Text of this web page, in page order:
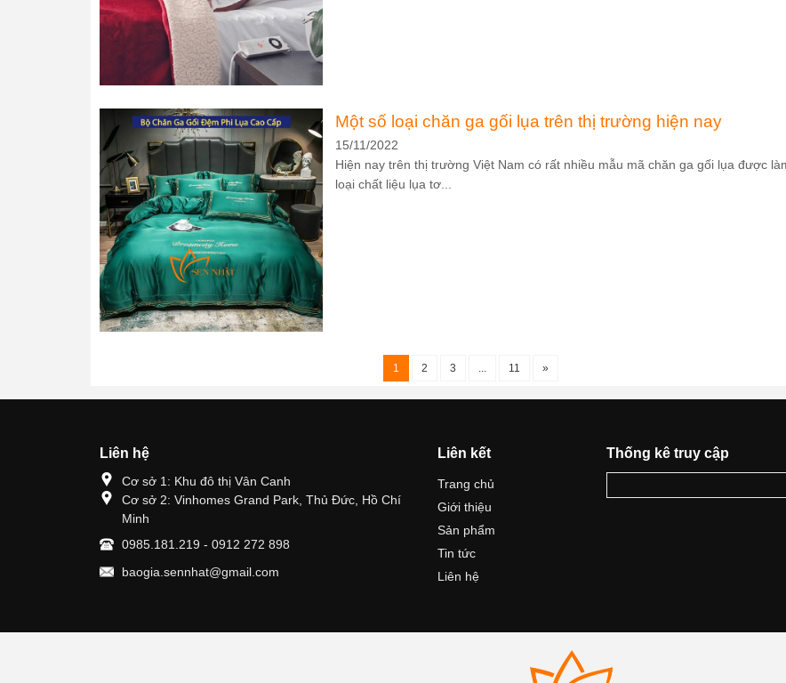
Một số loại chăn ga gối lụa trên thị trường hiện nay
15/11/2022
Hiện nay trên thị trường Việt Nam có rất nhiều mẫu mã chăn ga gối lụa được
loại chất liệu lụa tơ...
1 2 3 11 »
Liên hệ
Cơ sở 1: Khu đô thị Vân Canh
Cơ sở 2: Vinhomes Grand Park, Thủ Đức, Hồ Chí
Minh
0985.181.219 - 0912 272 898
baogia.sennhat@gmail.com
Liên kết
Trang chủ
Giới thiệu
Sản phẩm
Tin tức
Liên hệ
Thống kê truy cập